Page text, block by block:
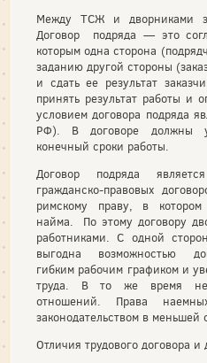
Между ТСЖ и дворниками
Договор подряда — это
которым одна сторона
заданию другой стороны
и сдать ее результат
принять результат работы и
условием договора подряда
РФ). В договоре должны
конечный сроки работы.
Договор подряда
гражданско-правовых
римскому праву, в котором
найма. По этому договору
работниками. С одной
выгодна возможностью
гибким рабочим графиком и
труда. В то же время нет
отношений. Права
законодательством в меньшей
Отличия трудового договора и